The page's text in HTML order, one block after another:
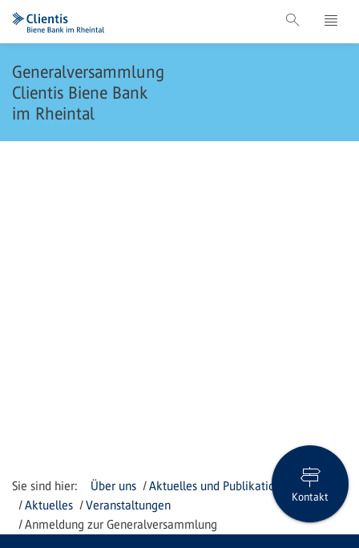
Generalversammlung
Clientis Biene Bank
im Rheintal
Über uns
Aktuelles und Publikationen
Aktuelles
Veranstaltungen
Anmeldung zur Generalversammlung
Kontakt